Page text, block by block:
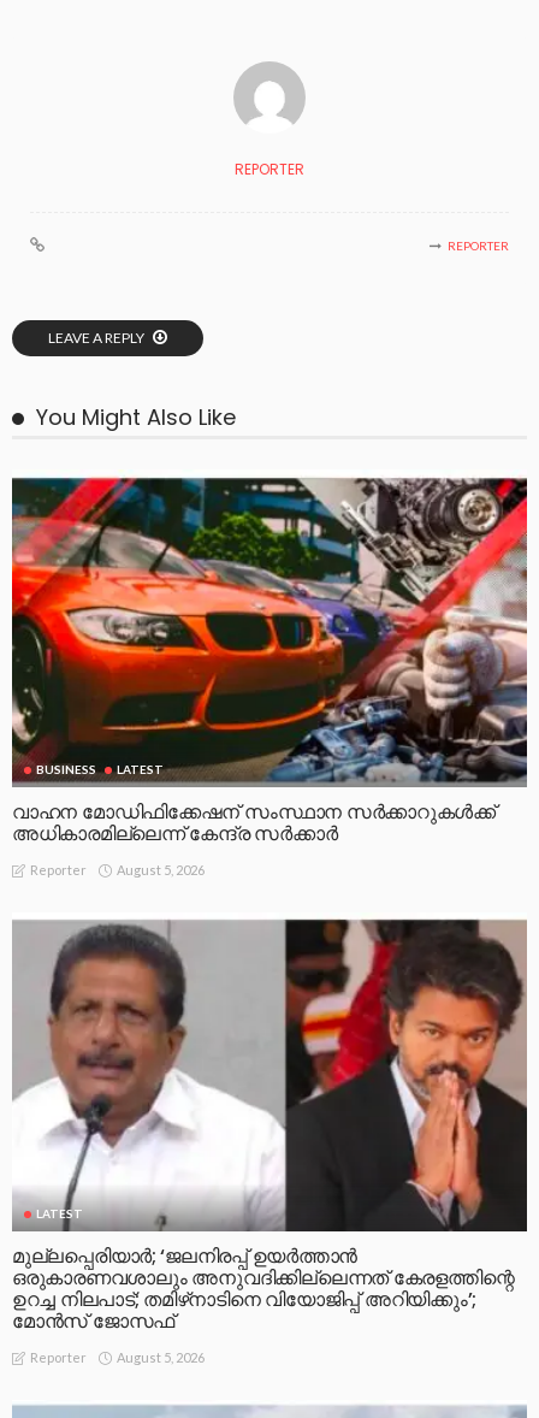
REPORTER
REPORTER
LEAVE A REPLY
You Might Also Like
BUSINESS LATEST
വാഹന മോഡിഫിക്കേഷന് സംസ്ഥാന സർക്കാറുകൾക്ക്
അധികാരമില്ലെന്ന് കേന്ദ്ര സർക്കാർ
Reporter August 5, 2026
LATEST
മുല്ലപ്പെരിയാര്‍; ‘ജലനിരപ്പ് ഉയര്‍ത്താന്‍
ഒരുകാരണവശാലും അനുവദിക്കില്ലെന്നത് കേരളത്തിന്റെ
ഉറച്ച നിലപാട്; തമിഴ്‌നാടിനെ വിയോജിപ്പ് അറിയിക്കും’;
മോന്‍സ് ജോസഫ്
Reporter August 5, 2026